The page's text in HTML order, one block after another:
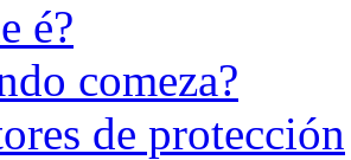
é?
comeza?
de protección